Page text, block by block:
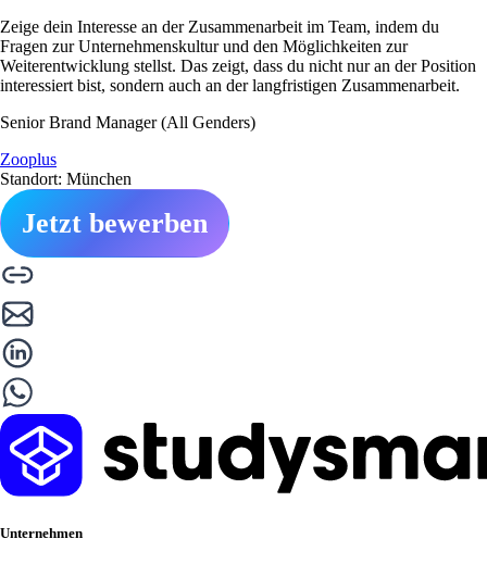
Zeige dein Interesse an der Zusammenarbeit im Team, indem du
Fragen zur Unternehmenskultur und den Möglichkeiten zur
Weiterentwicklung stellst. Das zeigt, dass du nicht nur an der Position
interessiert bist, sondern auch an der langfristigen Zusammenarbeit.
Senior Brand Manager (All Genders)
Zooplus
Standort: München
Jetzt bewerben
Unternehmen